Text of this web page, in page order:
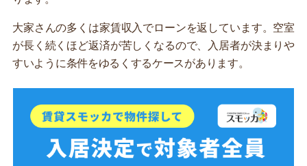
大家さんの多くは家賃収入でローンを返しています。空室
が長く続くほど返済が苦しくなるので、入居者が決まりや
すいように条件をゆるくするケースがあります。